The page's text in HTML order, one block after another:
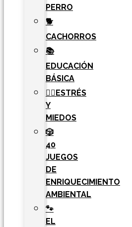
PERRO
🐕
CACHORROS
📚
EDUCACIÓN
BÁSICA
🧘‍♀️ESTRÉS
Y
MIEDOS
🎲
40
JUEGOS
DE
ENRIQUECIMIENTO
AMBIENTAL
🐾
EL